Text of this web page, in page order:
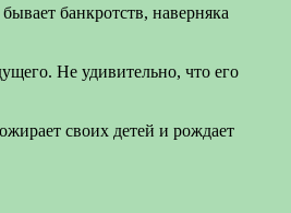
банкротств, наверняка
Не удивительно, что его
своих детей и рождает